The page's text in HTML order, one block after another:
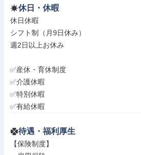
休日・休暇
休日休暇
シフト制（月9日休み）
週2日以上お休み
✅産休・育休制度
✅介護休暇
✅特別休暇
✅有給休暇
待遇・福利厚生
【保険制度】